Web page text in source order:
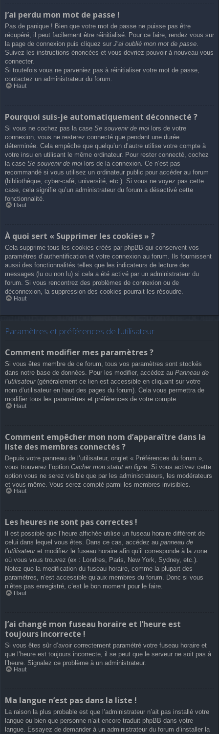
J’ai perdu mon mot de passe !
Pas de panique ! Bien que votre mot de passe ne puisse pas être
récupéré, il peut facilement être réinitialisé. Pour ce faire, rendez vous sur
la page de connexion puis cliquez sur J’ai oublié mon mot de passe.
Suivez les instructions énoncées et vous devriez pouvoir à nouveau vous
connecter.
Si toutefois vous ne parveniez pas à réinitialiser votre mot de passe,
contactez un administrateur du forum.
Haut
Pourquoi suis-je automatiquement déconnecté ?
Si vous ne cochez pas la case Se souvenir de moi lors de votre
connexion, vous ne resterez connecté que pendant une durée
déterminée. Cela empêche que quelqu’un d’autre utilise votre compte à
votre insu en utilisant le même ordinateur. Pour rester connecté, cochez
la case Se souvenir de moi lors de la connexion. Ce n’est pas
recommandé si vous utilisez un ordinateur public pour accéder au forum
(bibliothèque, cyber-café, université, etc.). Si vous ne voyez pas cette
case, cela signifie qu’un administrateur du forum a désactivé cette
fonctionnalité.
Haut
À quoi sert « Supprimer les cookies » ?
Cela supprime tous les cookies créés par phpBB qui conservent vos
paramètres d’authentification et votre connexion au forum. Ils fournissent
aussi des fonctionnalités telles que les indicateurs de lecture des
messages (lu ou non lu) si cela a été activé par un administrateur du
forum. Si vous rencontrez des problèmes de connexion ou de
déconnexion, la suppression des cookies pourrait les résoudre.
Haut
Paramètres et préférences de l’utilisateur
Comment modifier mes paramètres ?
Si vous êtes membre de ce forum, tous vos paramètres sont stockés
dans notre base de données. Pour les modifier, accédez au Panneau de
l’utilisateur(généralement ce lien est accessible en cliquant sur votre
nom d’utilisateur en haut des pages du forum). Cela vous permettra de
modifier tous les paramètres et préférences de votre compte.
Haut
Comment empêcher mon nom d’apparaître dans la
liste des membres connectés ?
Depuis votre panneau de l’utilisateur, onglet « Préférences du forum »,
vous trouverez l’option Cacher mon statut en ligne . Si vous activez cette
option vous ne serez visible que par les administrateurs, les modérateurs
et vous-même. Vous serez compté parmi les membres invisibles.
Haut
Les heures ne sont pas correctes !
Il est possible que l’heure affichée utilise un fuseau horaire différent de
celui dans lequel vous êtes. Dans ce cas, accédez au panneau de
l’utilisateuret modifiez le fuseau horaire afin qu’il corresponde à la zone
où vous vous trouvez (ex : Londres, Paris, New York, Sydney, etc.).
Notez que la modification du fuseau horaire, comme la plupart des
paramètres, n’est accessible qu’aux membres du forum. Donc si vous
n’êtes pas enregistré, c’est le bon moment pour le faire.
Haut
J’ai changé mon fuseau horaire et l’heure est
toujours incorrecte !
Si vous êtes sûr d’avoir correctement paramétré votre fuseau horaire et
que l’heure est toujours incorrecte, il se peut que le serveur ne soit pas à
l’heure. Signalez ce problème à un administrateur.
Haut
Ma langue n’est pas dans la liste !
La raison la plus probable est que l’administrateur n’ait pas installé votre
langue ou bien que personne n’ait encore traduit phpBB dans votre
langue. Essayez de demander à un administrateur du forum d’installer la